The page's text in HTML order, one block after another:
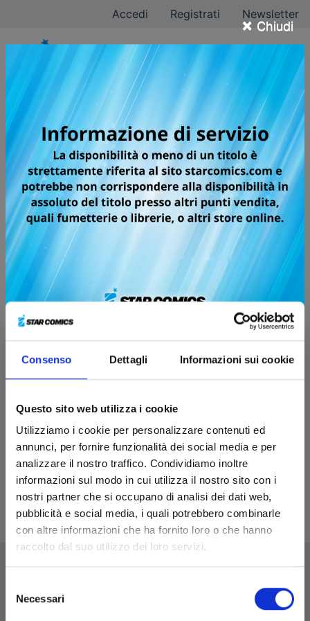
Consenso Dettagli Informazioni sui cookie
Questo sito web utilizza i cookie
Utilizziamo i cookie per personalizzare contenuti ed
annunci, per fornire funzionalità dei social media e per
analizzare il nostro traffico. Condividiamo inoltre
informazioni sul modo in cui utilizza il nostro sito con i
nostri partner che si occupano di analisi dei dati web,
pubblicità e social media, i quali potrebbero combinarle
con altre informazioni che ha fornito loro o che hanno
raccolto dal suo utilizzo dei loro servizi.
delNecessari
× Chiudi
Accedi Registrati Newsletter
Tutti i fumetti per la
testata STARDUST
VARIANT
MARRIAGETOXIN n. 1
TOXIC EDITION
19/03/2024
€ 12,90